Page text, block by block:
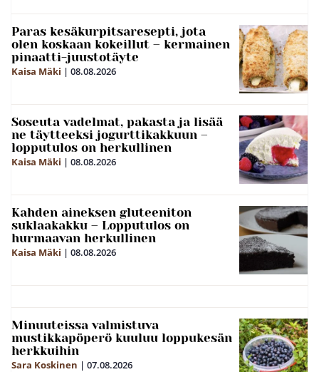
Paras kesäkurpitsaresepti, jota
olen koskaan kokeillut – kermainen
pinaatti-juustotäyte
Kaisa Mäki | 08.08.2026
Soseuta vadelmat, pakasta ja lisää
ne täytteeksi jogurttikakkuun –
lopputulos on herkullinen
Kaisa Mäki | 08.08.2026
Kahden aineksen gluteeniton
suklaakakku – Lopputulos on
hurmaavan herkullinen
Kaisa Mäki | 08.08.2026
Minuuteissa valmistuva
mustikkapöperö kuuluu loppukesän
herkkuihin
Sara Koskinen | 07.08.2026